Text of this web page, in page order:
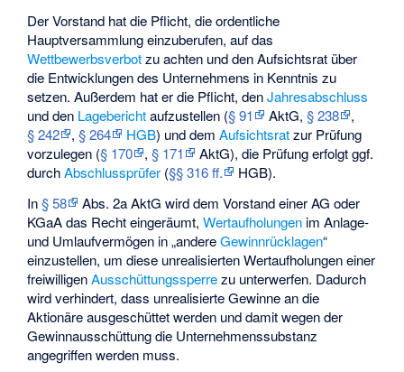
Der Vorstand hat die Pflicht, die ordentliche
Hauptversammlung einzuberufen, auf das
Wettbewerbsverbotzu achten und den Aufsichtsrat über
die Entwicklungen des Unternehmens in Kenntnis zu
setzen. Außerdem hat er die Pflicht, denJahresabschluss
und den Lageberichtaufzustellen (§ 91 AktG,§ 238
,
§ 242
,§ 264 HGB) und demAufsichtsratzur Prüfung
vorzulegen (§ 170 ,§ 171
AktG), die Prüfung erfolgt ggf.
durchAbschlussprüfer (§§ 316 ff.
HGB).
In§ 58
Abs. 2a AktG wird dem Vorstand einer AG oder
KGaA das Recht eingeräumt,Wertaufholungen im Anlage-
und Umlaufvermögen in „andereGewinnrücklagen“
einzustellen, um diese unrealisierten Wertaufholungen einer
freiwilligenAusschüttungssperrezu unterwerfen. Dadurch
wird verhindert, dass unrealisierte Gewinne an die
Aktionäre ausgeschüttet werden und damit wegen der
Gewinnausschüttung die Unternehmenssubstanz
angegriffen werden muss.